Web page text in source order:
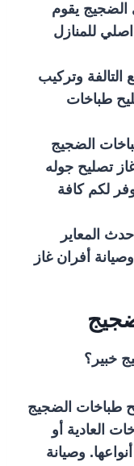
الضجيج يقوم
للمنازل
التالفة وتركيب
طباخات
الضجيج
تصليح جوله
لكم كافة
المعاير
أفران غاز
خبير؟
طباخات الضجيج
العادية أو
وصيانة